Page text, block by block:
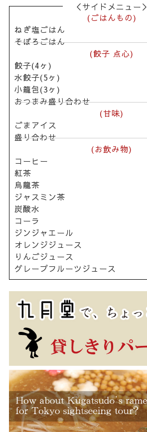
＜サイドメニュー＞
(ごはんもの)
ねぎ塩ごはん
そぼろごはん
(餃子 点心)
餃子(4ヶ)
水餃子(5ヶ)
小籠包(3ヶ)
おつまみ盛り合わせ
(甘味)
ごまアイス
盛り合わせ
(お飲み物)
コーヒー
紅茶
烏龍茶
ジャスミン茶
炭酸水
コーラ
ジンジャエール
オレンジジュース
りんごジュース
グレープフルーツジュース